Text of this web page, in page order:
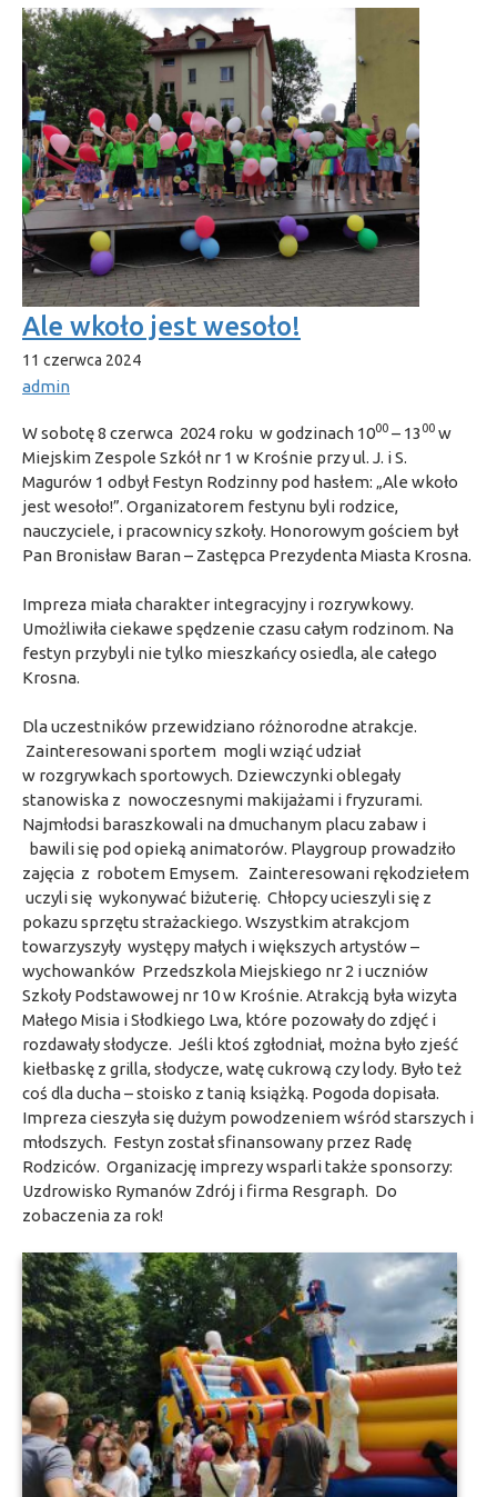
Ale wkoło jest wesoło!
11 czerwca 2024
admin
W sobotę 8 czerwca 2024 roku w godzinach 1000 – 13 00 w
Miejskim Zespole Szkół nr 1 w Krośnie przy ul. J. i S.
Magurów 1 odbył Festyn Rodzinny pod hasłem: „Ale wkoło
jest wesoło!”. Organizatorem festynu byli rodzice,
nauczyciele, i pracownicy szkoły. Honorowym gościem był
Pan Bronisław Baran – Zastępca Prezydenta Miasta Krosna.
Impreza miała charakter integracyjny i rozrywkowy.
Umożliwiła ciekawe spędzenie czasu całym rodzinom. Na
festyn przybyli nie tylko mieszkańcy osiedla, ale całego
Krosna.
Dla uczestników przewidziano różnorodne atrakcje.
Zainteresowani sportem mogli wziąć udział
w rozgrywkach sportowych. Dziewczynki oblegały
stanowiska z nowoczesnymi makijażami i fryzurami.
Najmłodsi baraszkowali na dmuchanym placu zabaw i
bawili się pod opieką animatorów. Playgroup prowadziło
zajęcia z robotem Emysem. Zainteresowani rękodziełem
uczyli się wykonywać biżuterię. Chłopcy ucieszyli się z
pokazu sprzętu strażackiego. Wszystkim atrakcjom
towarzyszyły występy małych i większych artystów –
wychowanków Przedszkola Miejskiego nr 2 i uczniów
Szkoły Podstawowej nr 10 w Krośnie. Atrakcją była wizyta
Małego Misia i Słodkiego Lwa, które pozowały do zdjęć i
rozdawały słodycze. Jeśli ktoś zgłodniał, można było zjeść
kiełbaskę z grilla, słodycze, watę cukrową czy lody. Było też
coś dla ducha – stoisko z tanią książką. Pogoda dopisała.
Impreza cieszyła się dużym powodzeniem wśród starszych i
młodszych. Festyn został sfinansowany przez Radę
Rodziców. Organizację imprezy wsparli także sponsorzy:
Uzdrowisko Rymanów Zdrój i firma Resgraph. Do
zobaczenia za rok!